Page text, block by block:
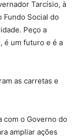
Tarcísio, à
Fundo Social do
Peço a
é um futuro e é a
as carretas e
com o Governo do
ampliar ações